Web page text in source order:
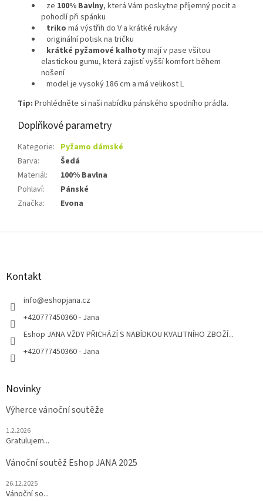
ze 100% Bavlny, která Vám poskytne příjemný pocit a
pohodlí při spánku
triko má výstřih do V a krátké rukávy
originální potisk na tričku
krátké pyžamové kalhotymají v pase všitou
elastickou gumu, která zajistí vyšší komfort během
nošení
model je vysoký 186 cm a má velikost L
Tip: Prohlédněte si naši nabídku pánského spodního prádla.
Doplňkové parametry
Kategorie: Pyžamo dámské
Barva:
Šedá
Materiál:
100% Bavlna
Pohlaví:
Pánské
Značka: Evona
Z
Kontakt
info@eshopjana.cz
+420777450360 - Jana
Eshop JANA VŽDY PŘICHÁZÍ S NABÍDKOU KVALITNÍHO ZBOŽÍ...
+420777450360 - Jana
Novinky
Výherce vánoční soutěže
1.2.2026
Gratulujem...
Vánoční soutěž Eshop JANA 2025
26.12.2025
Vánoční so...